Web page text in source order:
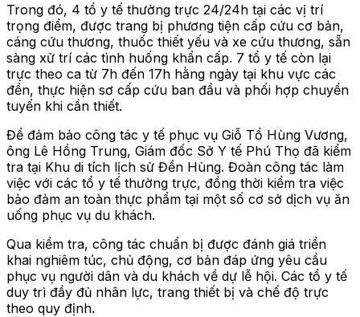
Trong đó, 4 tổ y tế thường trực 24/24h tại các vị trí
trọng điểm, được trang bị phương tiện cấp cứu cơ bản,
cáng cứu thương, thuốc thiết yếu và xe cứu thương, sẵn
sàng xử trí các tình huống khẩn cấp. 7 tổ y tế còn lại
trực theo ca từ 7h đến 17h hằng ngày tại khu vực các
đền, thực hiện sơ cấp cứu ban đầu và phối hợp chuyển
tuyến khi cần thiết.
Để đảm bảo công tác y tế phục vụ Giỗ Tổ Hùng Vương,
ông Lê Hồng Trung, Giám đốc Sở Y tế Phú Thọ đã kiểm
tra tại Khu di tích lịch sử Đền Hùng. Đoàn công tác làm
việc với các tổ y tế thường trực, đồng thời kiểm tra việc
bảo đảm an toàn thực phẩm tại một số cơ sở dịch vụ ăn
uống phục vụ du khách.
Qua kiểm tra, công tác chuẩn bị được đánh giá triển
khai nghiêm túc, chủ động, cơ bản đáp ứng yêu cầu
phục vụ người dân và du khách về dự lễ hội. Các tổ y tế
duy trì đầy đủ nhân lực, trang thiết bị và chế độ trực
theo quy định.